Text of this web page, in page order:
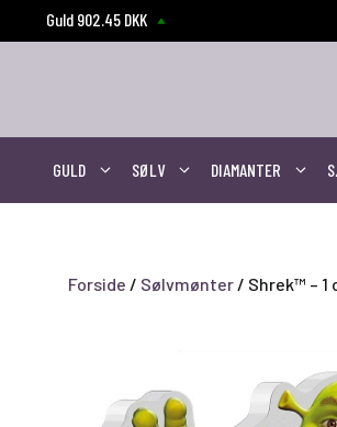
til
Guld 902.45 DKK
GULD SØLV DIAMANTER
Forside / Sølvmønter / Shrek™ –